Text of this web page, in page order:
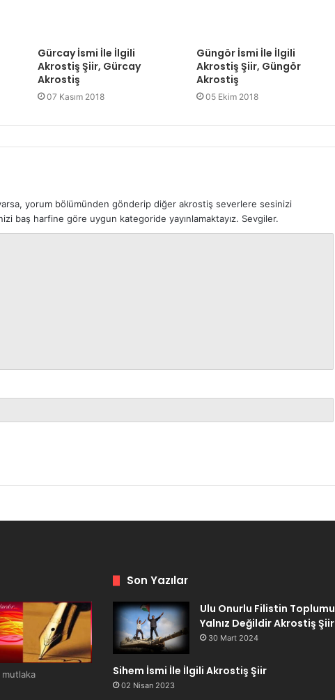
Gürcay İsmi İle İlgili
Akrostiş Şiir, Gürcay
Akrostiş
07 Kasım 2018
Güngör İsmi İle İlgili
Akrostiş Şiir, Güngör
Akrostiş
05 Ekim 2018
yorum bölümünden gönderip diğer akrostiş severlere sesinizi
baş harfine göre uygun kategoride yayınlamaktayız. Sevgiler.
Son Yazılar
Ulu Onurlu Filistin Toplumu
Yalnız Değildir Akrostiş Şiir
30 Mart 2024
Sihem İsmi İle İlgili Akrostiş Şiir
02 Nisan 2023